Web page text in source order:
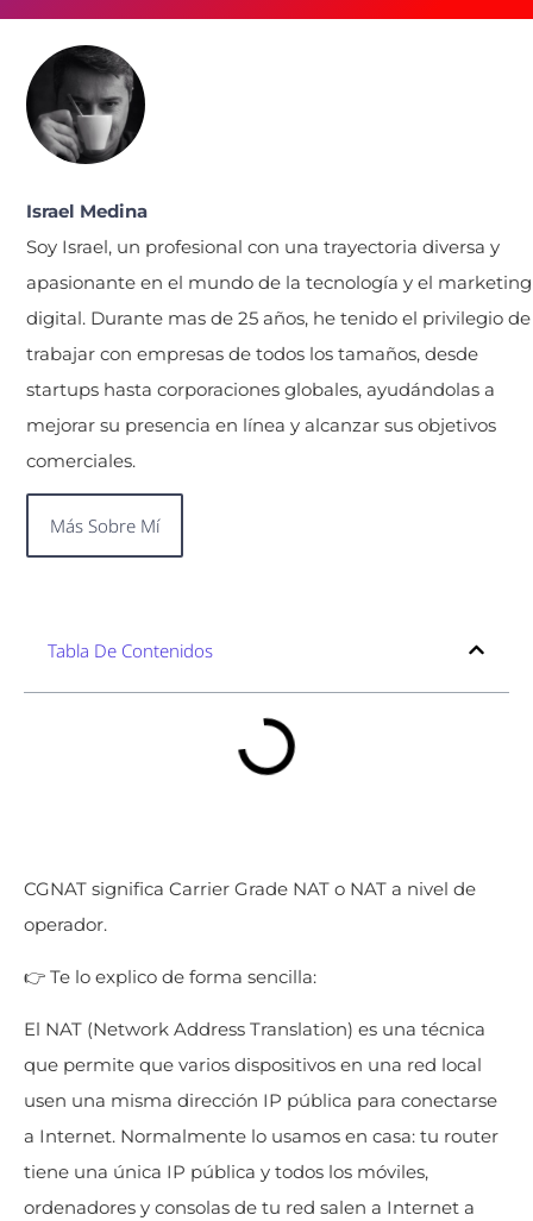
Israel Medina
Soy Israel, un profesional con una trayectoria diversa y
apasionante en el mundo de la tecnología y el marketing
digital. Durante mas de 25 años, he tenido el privilegio de
trabajar con empresas de todos los tamaños, desde
startups hasta corporaciones globales, ayudándolas a
mejorar su presencia en línea y alcanzar sus objetivos
comerciales.
Más Sobre Mí
Tabla De Contenidos
CGNAT significa Carrier Grade NAT o NAT a nivel de
operador.
👉 Te lo explico de forma sencilla:
El NAT (Network Address Translation) es una técnica
que permite que varios dispositivos en una red local
usen una misma dirección IP pública para conectarse
a Internet. Normalmente lo usamos en casa: tu router
tiene una única IP pública y todos los móviles,
ordenadores y consolas de tu red salen a Internet a